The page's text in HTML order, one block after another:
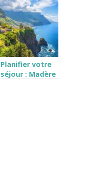
parcours pour
s’évader dans la
Manche
Planifier votre
séjour : Madère